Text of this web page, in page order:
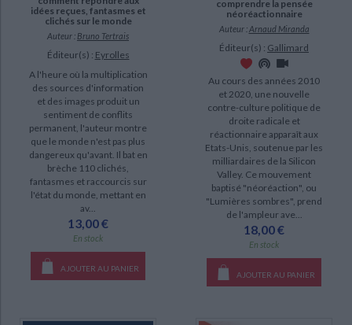
idées reçues, fantasmes et
clichés sur le monde
Auteur : Bruno Tertrais
Éditeur(s) : Eyrolles
A l'heure où la multiplication
des sources d'information
et des images produit un
sentiment de conflits
permanent, l'auteur montre
que le monde n'est pas plus
dangereux qu'avant. Il bat en
brèche 110 clichés,
fantasmes et raccourcis sur
l'état du monde, mettant en
av...
13,00 €
En stock
AJOUTER AU PANIER
comprendre la pensée
néoréactionnaire
Auteur :Arnaud Miranda
Éditeur(s) : Gallimard
Au cours des années 2010
et 2020, une nouvelle
contre-culture politique de
droite radicale et
réactionnaire apparaît aux
Etats-Unis, soutenue par les
milliardaires de la Silicon
Valley. Ce mouvement
baptisé "néoréaction", ou
"Lumières sombres", prend
de l'ampleur ave...
18,00 €
En stock
AJOUTER AU PANIER